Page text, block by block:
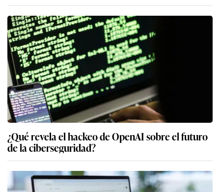
¿Qué revela el hackeo de OpenAI sobre el futuro
de la ciberseguridad?